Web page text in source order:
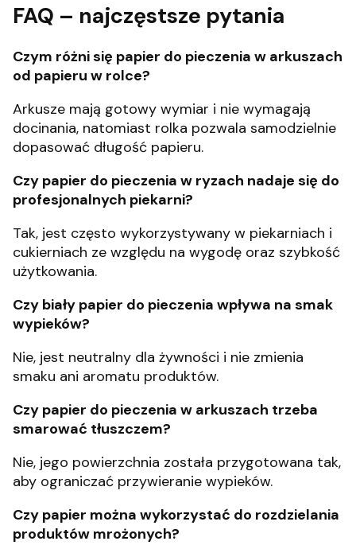
FAQ – najczęstsze pytania
Czym różni się papier do pieczenia w arkuszach
od papieru w rolce?
Arkusze mają gotowy wymiar i nie wymagają
docinania, natomiast rolka pozwala samodzielnie
dopasować długość papieru.
Czy papier do pieczenia w ryzach nadaje się do
profesjonalnych piekarni?
Tak, jest często wykorzystywany w piekarniach i
cukierniach ze względu na wygodę oraz szybkość
użytkowania.
Czy biały papier do pieczenia wpływa na smak
wypieków?
Nie, jest neutralny dla żywności i nie zmienia
smaku ani aromatu produktów.
Czy papier do pieczenia w arkuszach trzeba
smarować tłuszczem?
Nie, jego powierzchnia została przygotowana tak,
aby ograniczać przywieranie wypieków.
Czy papier można wykorzystać do rozdzielania
produktów mrożonych?